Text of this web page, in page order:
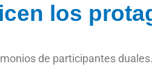
los
de participantes